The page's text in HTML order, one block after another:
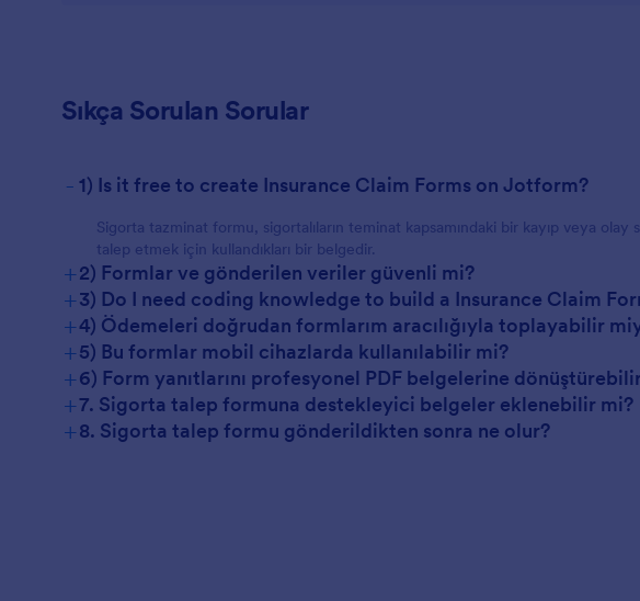
Sıkça Sorulan Sorular
- 1) Is it free to create Insurance Claim Forms on Jotform?
Sigorta tazminat formu, sigortalıların teminat kapsamındaki bir kayıp veya olay
talep etmek için kullandıkları bir belgedir.
+2) Formlar ve gönderilen veriler güvenli mi?
+3) Do I need coding knowledge to build a Insurance Claim
+4) Ödemeleri doğrudan formlarım aracılığıyla toplayabilir
+5) Bu formlar mobil cihazlarda kullanılabilir mi?
+6) Form yanıtlarını profesyonel PDF belgelerine
+7. Sigorta talep formuna destekleyici belgeler eklenebilir mi?
+8. Sigorta talep formu gönderildikten sonra ne olur?